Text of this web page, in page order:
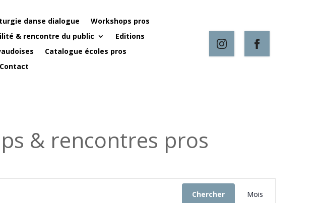
danse dialogue
Workshops pros
& rencontre du public
Editions
Catalogue écoles pros
Contact
& rencontres pros
Chercher
Navigation
de
Mois